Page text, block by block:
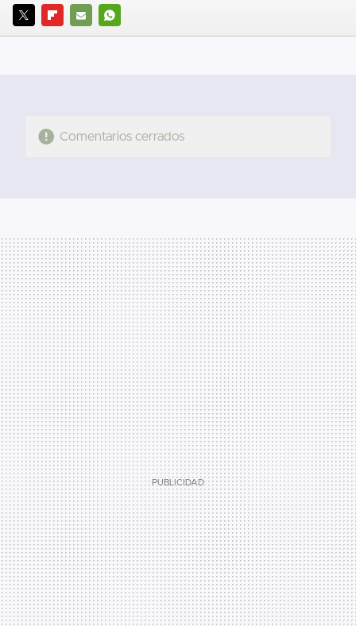
TWITTERFLIPBOARD
E- WHATSAPP
Comentarios cerrados